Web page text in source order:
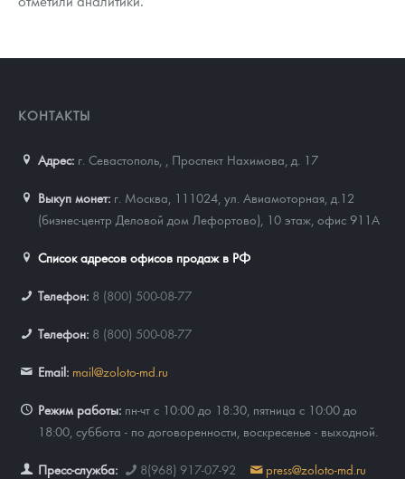
КОНТАКТЫ
Адрес: г. Севастополь, Проспект Нахимова, д. 17
Выкуп монет: г. Москва, 111024, ул. Авиамоторная, д.12
(бизнес-центр Деловой дом Лефортово), 10 этаж, офис 911А
Список адресов офисов продаж в РФ
Телефон: 8 (800) 500-08-77
Телефон: 8 (800) 500-08-77
Email: mail@zoloto-md.ru
Режим работы: пн-чт с 10:00 до 18:30, пятница с 10:00 до
18:00, суббота - по договоренности, воскресенье - выходной.
Пресс-служба: 8(968) 917-07-92 press@zoloto-md.ru